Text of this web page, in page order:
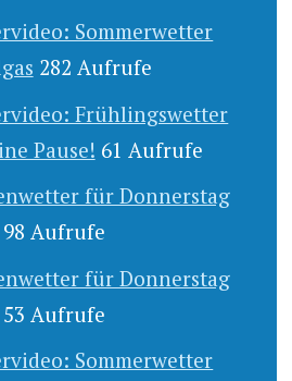
Sommerwetter
282 Aufrufe
Frühlingswetter
Pause! 61 Aufrufe
für Donnerstag
98 Aufrufe
für Donnerstag
53 Aufrufe
Sommerwetter